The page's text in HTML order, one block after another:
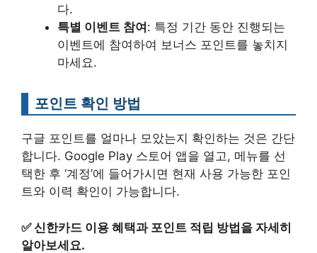
다.
특별 이벤트 참여 : 특정 기간 동안 진행되는
이벤트에 참여하여 보너스 포인트를 놓치지
마세요.
포인트 확인 방법
구글 포인트를 얼마나 모았는지 확인하는 것은 간단
합니다. Google Play 스토어 앱을 열고, 메뉴를 선
택한 후 ‘계정’에 들어가시면 현재 사용 가능한 포인
트와 이력 확인이 가능합니다.
✅신한카드 이용 혜택과 포인트 적립 방법을 자세히
알아보세요.